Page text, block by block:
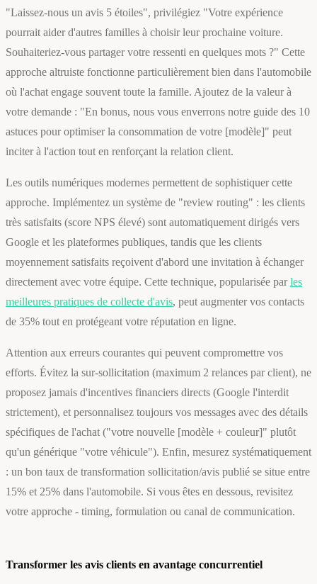
"Laissez-nous un avis 5 étoiles", privilégiez "Votre expérience
pourrait aider d'autres familles à choisir leur prochaine voiture.
Souhaiteriez-vous partager votre ressenti en quelques mots ?" Cette
approche altruiste fonctionne particulièrement bien dans l'automobile
où l'achat engage souvent toute la famille. Ajoutez de la valeur à
votre demande : "En bonus, nous vous enverrons notre guide des 10
astuces pour optimiser la consommation de votre [modèle]" peut
inciter à l'action tout en renforçant la relation client.
Les outils numériques modernes permettent de sophistiquer cette
approche. Implémentez un système de "review routing" : les clients
très satisfaits (score NPS élevé) sont automatiquement dirigés vers
Google et les plateformes publiques, tandis que les clients
moyennement satisfaits reçoivent d'abord une invitation à échanger
directement avec votre équipe. Cette technique, popularisée parles
meilleures pratiques de collecte d'avis, peut augmenter vos contacts
de 35% tout en protégeant votre réputation en ligne.
Attention aux erreurs courantes qui peuvent compromettre vos
efforts. Évitez la sur-sollicitation (maximum 2 relances par client), ne
proposez jamais d'incentives financiers directs (Google l'interdit
strictement), et personnalisez toujours vos messages avec des détails
spécifiques de l'achat ("votre nouvelle [modèle + couleur]" plutôt
qu'un générique "votre véhicule"). Enfin, mesurez systématiquement
: un bon taux de transformation sollicitation/avis publié se situe entre
15% et 25% dans l'automobile. Si vous êtes en dessous, revisitez
votre approche - timing, formulation ou canal de communication.
Transformer les avis clients en avantage concurrentiel